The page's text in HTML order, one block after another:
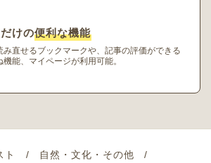
けの便利な機能
み直せるブックマークや、記事の評価ができる
機能、マイページが利用可能。
ト
自然・文化・その他